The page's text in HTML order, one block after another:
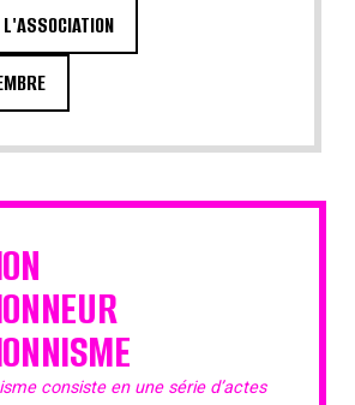
L'ASSOCIATION
consiste en une série d’actes